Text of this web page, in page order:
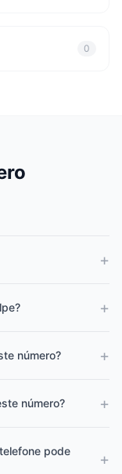
0
+
+
número? +
número? +
pode
+